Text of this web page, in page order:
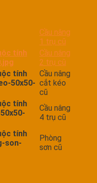
Cầu nâng
1 trụ cũ
Cầu nâng
2 trụ cũ
Cầu nâng
cắt kéo
cũ
Cầu nâng
4 trụ cũ
Phòng
sơn cũ